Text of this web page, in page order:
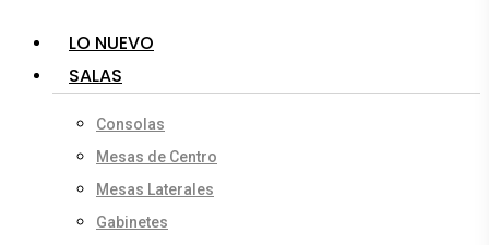
LO NUEVO
SALAS
Consolas
Mesas de Centro
Mesas Laterales
Gabinetes